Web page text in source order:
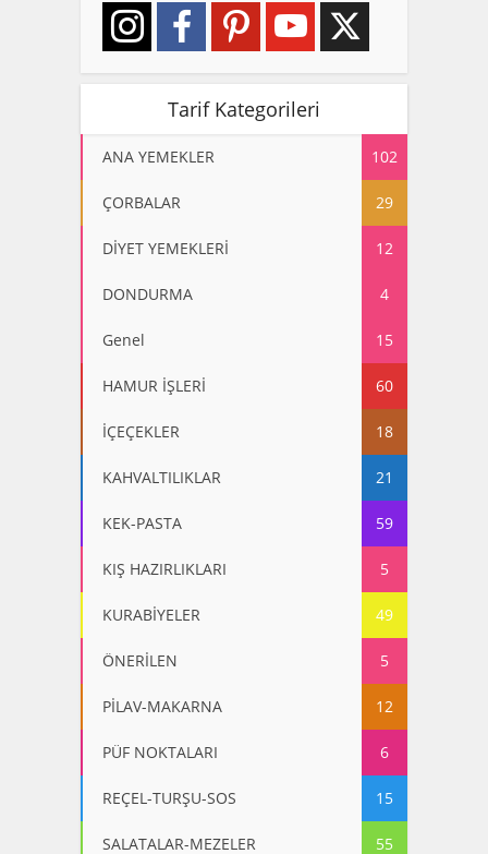
Tarif Kategorileri
ANA YEMEKLER 102
ÇORBALAR 29
DİYET YEMEKLERİ 12
DONDURMA 4
Genel 15
HAMUR İŞLERİ 60
İÇEÇEKLER 18
KAHVALTILIKLAR 21
KEK-PASTA 59
KIŞ HAZIRLIKLARI 5
KURABİYELER 49
ÖNERİLEN 5
PİLAV-MAKARNA 12
PÜF NOKTALARI 6
REÇEL-TURŞU-SOS 15
SALATALAR-MEZELER 55